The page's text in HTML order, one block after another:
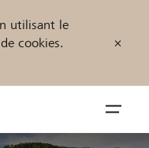
utilisant le
cookies.
öffnen